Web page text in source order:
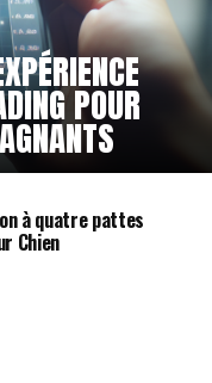
POUR
à quatre pattes
Chien